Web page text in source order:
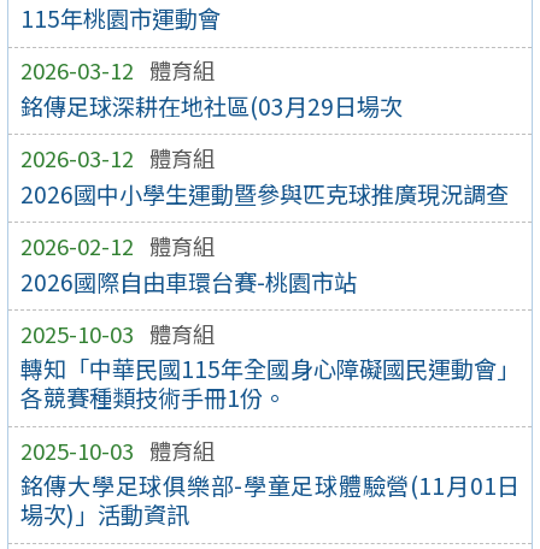
115年桃園市運動會
2026-03-12 體育組
銘傳足球深耕在地社區(03月29日場次
2026-03-12 體育組
2026國中小學生運動暨參與匹克球推廣現況調查
2026-02-12 體育組
2026國際自由車環台賽-桃園市站
2025-10-03 體育組
轉知「中華民國115年全國身心障礙國民運動會」
各競賽種類技術手冊1份。
2025-10-03 體育組
銘傳大學足球俱樂部-學童足球體驗營(11月01日
場次)」活動資訊